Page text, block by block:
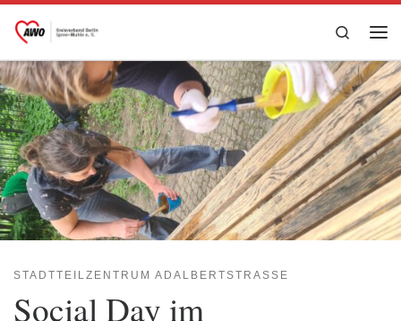
Zum Inhalt springen
Search
STADTTEILZENTRUM ADALBERTSTRASSE
Social Day im